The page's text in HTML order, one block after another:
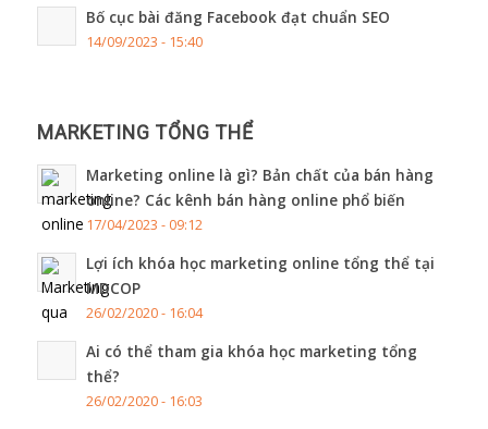
Bố cục bài đăng Facebook đạt chuẩn SEO
14/09/2023 - 15:40
MARKETING TỔNG THỂ
Marketing online là gì? Bản chất của bán hàng
online? Các kênh bán hàng online phổ biến
17/04/2023 - 09:12
Lợi ích khóa học marketing online tổng thể tại
MDCOP
26/02/2020 - 16:04
Ai có thể tham gia khóa học marketing tổng
thể?
26/02/2020 - 16:03